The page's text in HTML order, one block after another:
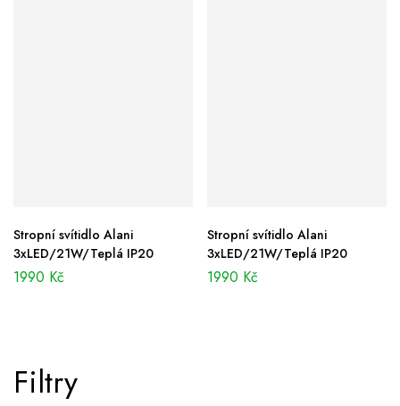
Filtry
Stropní svítidlo Alani
3xLED/21W/Teplá IP20
1990 Kč
Stropní svítidlo Alani
3xLED/21W/Teplá IP20
1990 Kč